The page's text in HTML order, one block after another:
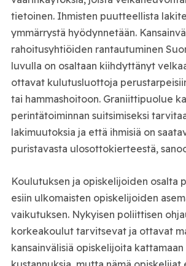
tietoinen. Ihmisten puutteellista
ymmärrystä hyödynnetään.
rahoitusyhtiöiden rantautuminen
luvulla on osaltaan kiihdyttänyt
ottavat kulutusluottoja
tai hammashoitoon. Graniittipuolue
perintätoiminnan suitsimiseksi
lakimuutoksia ja että ihmisiä on
puristavasta ulosottokierteestä,
Koulutuksen ja opiskelijoiden osalta
esiin ulkomaisten opiskelijoiden
vaikutuksen. Nykyisen poliittisen
korkeakoulut tarvitsevat ja ottavat
kansainvälisiä opiskelijoita